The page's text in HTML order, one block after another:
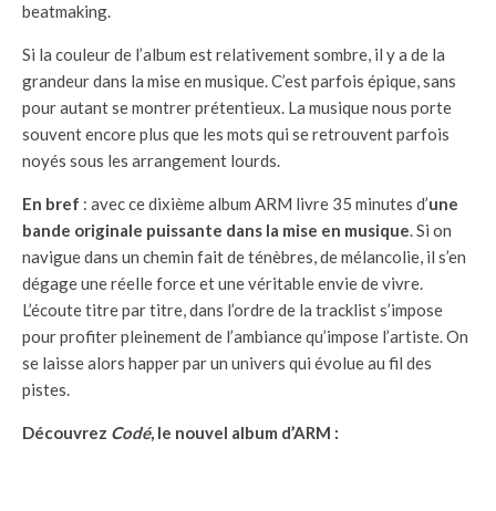
beatmaking.
Si la couleur de l’album est relativement sombre, il y a de la
grandeur dans la mise en musique. C’est parfois épique, sans
pour autant se montrer prétentieux. La musique nous porte
souvent encore plus que les mots qui se retrouvent parfois
noyés sous les arrangement lourds.
En bref : avec ce dixième album ARM livre 35 minutes d’une
bande originale puissante dans la mise en musique. Si on
navigue dans un chemin fait de ténèbres, de mélancolie, il s’en
dégage une réelle force et une véritable envie de vivre.
L’écoute titre par titre, dans l’ordre de la tracklist s’impose
pour profiter pleinement de l’ambiance qu’impose l’artiste. On
se laisse alors happer par un univers qui évolue au fil des
pistes.
Découvrez Codé, le nouvel album d’ARM :